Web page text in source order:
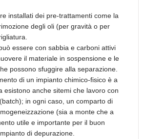
installati dei pre-trattamenti come la
degli oli (per gravità o per
essere con sabbia e carboni attivi
il materiale in sospensione e le
possono sfuggire alla separazione.
di un impianto chimico-fisico è a
esistono anche sitemi che lavoro con
in ogni caso, un comparto di
(sia a monte che a
utile e importante per il buon
di depurazione.